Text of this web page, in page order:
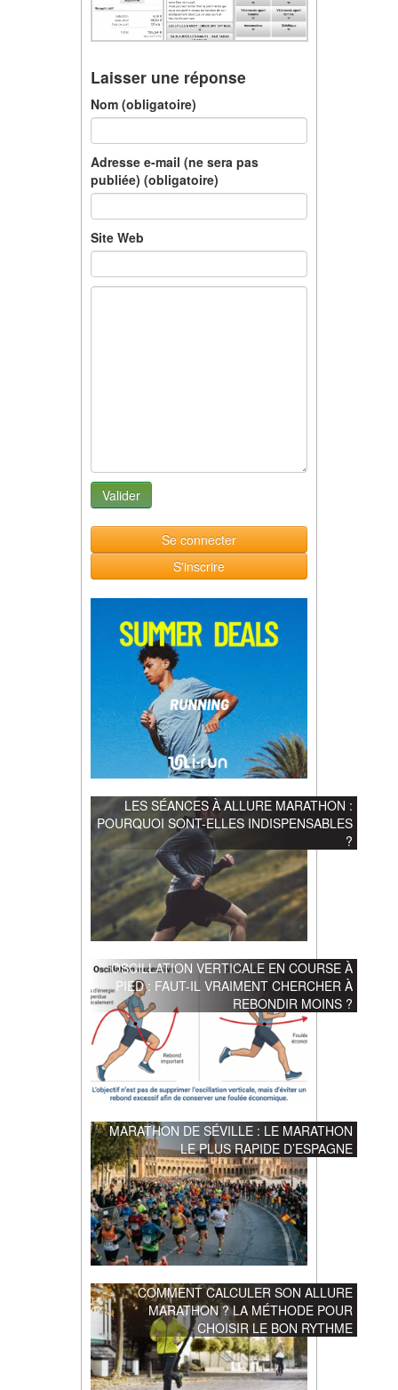
Laisser une réponse
Nom (obligatoire)
Adresse e-mail (ne sera pas
publiée) (obligatoire)
Site Web
Se connecter
S'inscrire
LES SÉANCES À ALLURE MARATHON :
POURQUOI SONT-ELLES INDISPENSABLES
?
OSCILLATION VERTICALE EN COURSE À
PIED : FAUT-IL VRAIMENT CHERCHER À
REBONDIR MOINS ?
MARATHON DE SÉVILLE : LE MARATHON
LE PLUS RAPIDE D’ESPAGNE
COMMENT CALCULER SON ALLURE
MARATHON ? LA MÉTHODE POUR
CHOISIR LE BON RYTHME